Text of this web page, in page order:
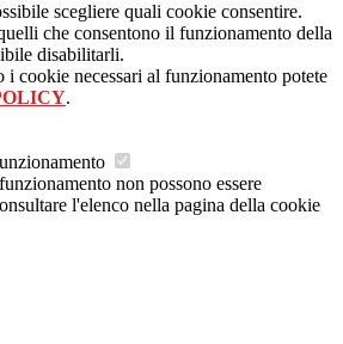
scegliere quali cookie consentire.
che consentono il funzionamento della
disabilitarli.
i cookie necessari al funzionamento potete
.
non possono essere
l'elenco nella pagina della cookie